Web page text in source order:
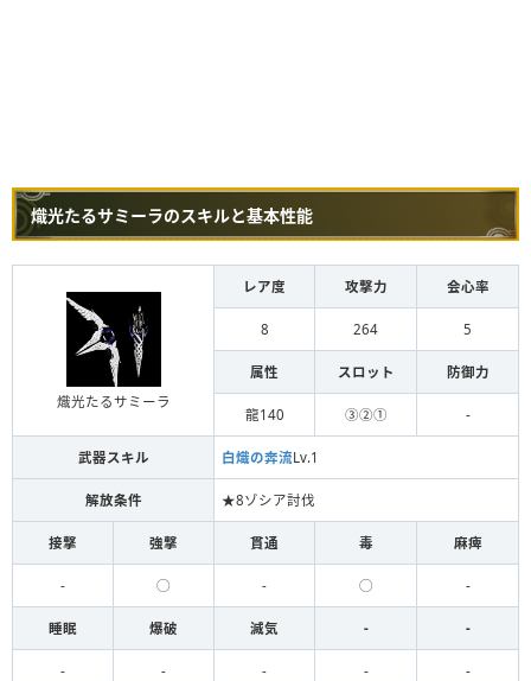
熾光たるサミーラのスキルと基本性能
熾光たるサミーラ
レア度 攻撃力 会心率
8 264 5
属性 スロット 防御力
龍140 ③②① -
武器スキル 白熾の奔流Lv.1
解放条件 ★8ゾシア討伐
接撃 強撃 貫通 毒 麻痺
- ◯ - ◯ -
睡眠 爆破 滅気 - -
- - - - -